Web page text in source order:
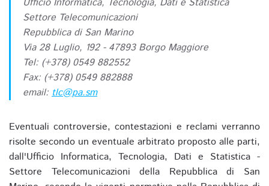
Settore Telecomunicazioni
Repubblica di San Marino
Via 28 Luglio, 192 - 47893 Borgo Maggiore
Tel: (+378) 0549 882552
Fax: (+378) 0549 882888
email: tlc@pa.sm
Eventuali controversie, contestazioni e reclami verranno
risolte secondo un eventuale arbitrato proposto alle parti,
dall'Ufficio Informatica, Tecnologia, Dati e Statistica -
Settore Telecomunicazioni della Repubblica di San